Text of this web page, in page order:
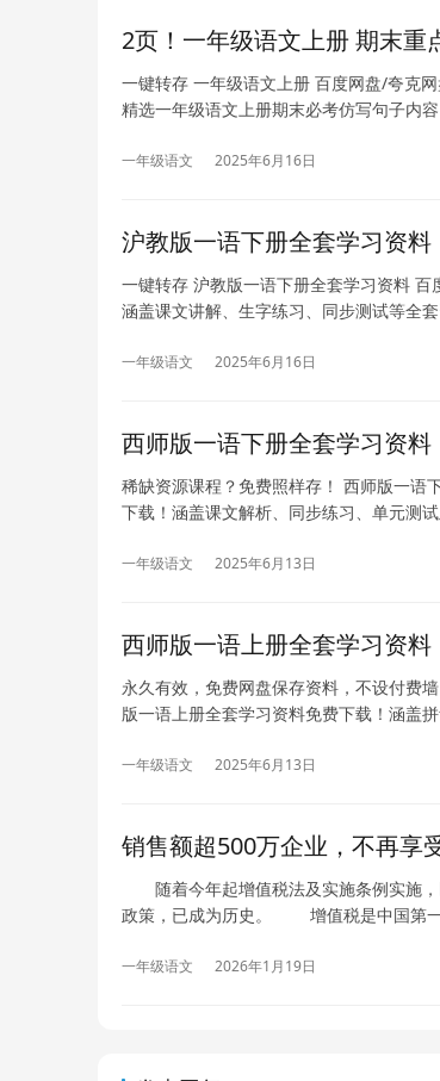
2页！一年级语文上册 期末重
一键转存 一年级语文上册 百度网盘/夸克
精选一年级语文上册期末必考仿写句子内
一年级语文 2025年6月16日
沪教版一语下册全套学习资料
一键转存 沪教版一语下册全套学习资料
涵盖课文讲解、生字练习、同步测试等全
一年级语文 2025年6月16日
西师版一语下册全套学习资料
稀缺资源课程？免费照样存！ 西师版一语
下载！涵盖课文解析、同步练习、单元测
一年级语文 2025年6月13日
西师版一语上册全套学习资料
永久有效，免费网盘保存资料，不设付费
版一语上册全套学习资料免费下载！涵盖
一年级语文 2025年6月13日
销售额超500万企业，不再享
随着今年起增值税法及实施条例实施，
政策，已成为历史。 增值税是中国第
一年级语文 2026年1月19日